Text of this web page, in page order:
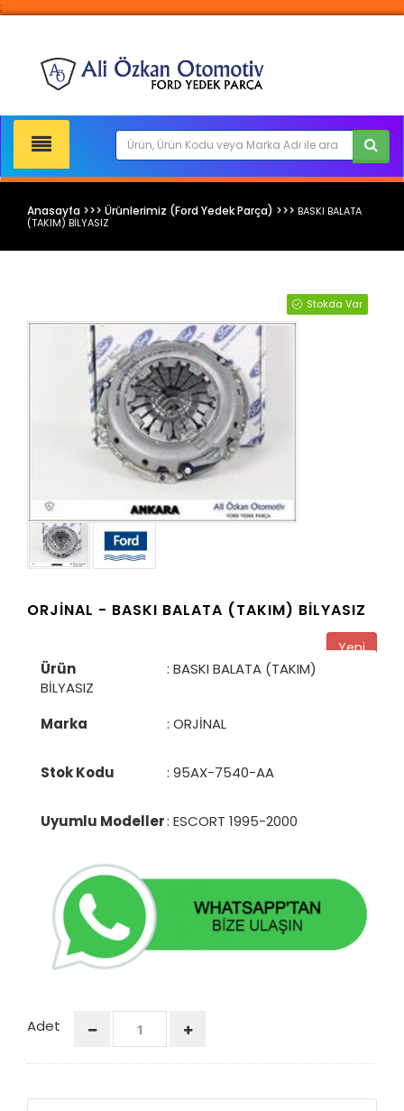
;
Anasayfa >>> Ürünlerimiz (Ford Yedek Parça) >>> BASKI BALATA
(TAKIM) BİLYASIZ
Stokda Var
ORJİNAL - BASKI BALATA (TAKIM) BİLYASIZ
Yeni
Ürün
: BASKI BALATA (TAKIM)
BİLYASIZ
Marka
: ORJİNAL
Stok Kodu : 95AX-7540-AA
Uyumlu Modeller: ESCORT 1995-2000
Adet